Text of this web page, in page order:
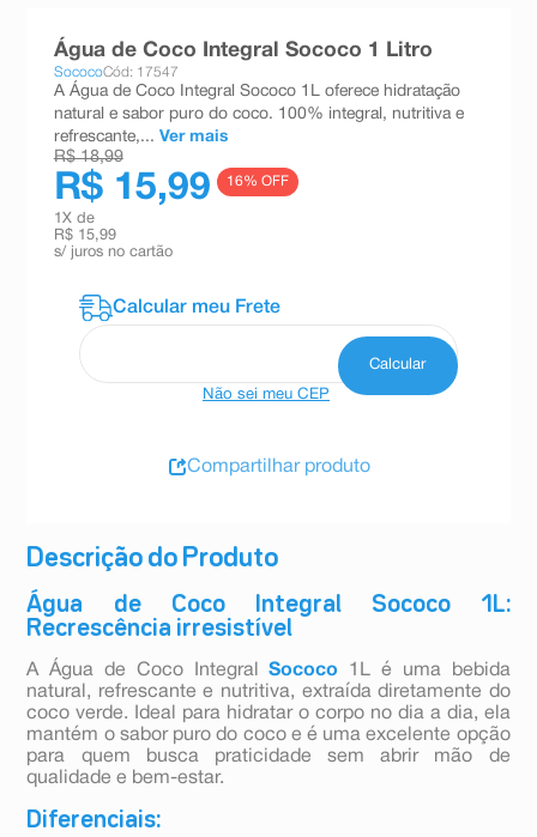
Descrição do Produto
Água de Coco Integral Sococo 1L:
Recrescência irresistível
A Água de Coco IntegralSococo
1L é uma bebida
natural, refrescante e nutritiva, extraída diretamente do
coco verde. Ideal para hidratar o corpo no dia a dia, ela
mantém o sabor puro do coco e é uma excelente opção
para quem busca praticidade sem abrir mão de
qualidade e bem-estar.
Diferenciais:
Água de Coco Integral Sococo 1 Litro
SococoCód: 17547
A Água de Coco Integral Sococo 1L oferece hidratação
natural e sabor puro do coco. 100% integral, nutritiva e
refrescante,... Ver mais
R$ 18,99
R$ 15,99 16% OFF
1 X de
R$ 15,99
s/ juros no cartão
Não sei meu CEP
Compartilhar produto
esmalte
ºabsorvente